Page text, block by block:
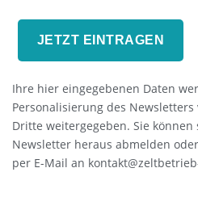
JETZT EINTRAGEN
Ihre hier eingegebenen Daten
Personalisierung des
Dritte weitergegeben. Sie
Newsletter heraus abmelden
per E-Mail an